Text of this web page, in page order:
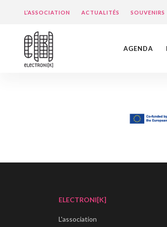
L’ASSOCIATION ACTUALITÉS SOUVENIRS
AGENDA
ELECTRONI[K]
L'association